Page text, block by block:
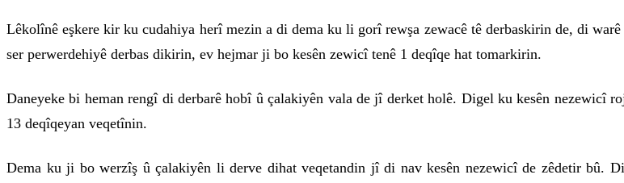
Lêkolînê eşkere kir ku cudahiya herî mezin a di dema ku li gorî rewşa zewacê tê derbaskirin de, di
ser perwerdehiyê derbas dikirin, ev hejmar ji bo kesên zewicî tenê 1 deqîqe hat tomarkirin.
Daneyeke bi heman rengî di derbarê hobî û çalakiyên vala de jî derket holê. Digel ku kesên nezewicî
13 deqîqeyan veqetînin.
Dema ku ji bo werzîş û çalakiyên li derve dihat veqetandin jî di nav kesên nezewicî de zêdetir bû.